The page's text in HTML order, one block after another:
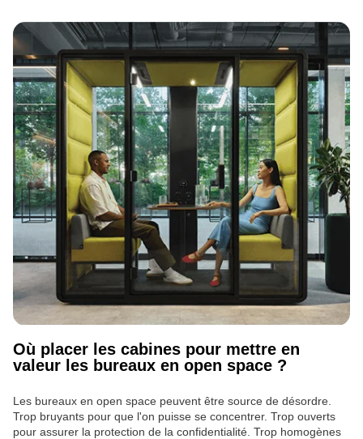
Où placer les cabines pour mettre en
valeur les bureaux en open space ?
Les bureaux en open space peuvent être source de désordre.
Trop bruyants pour que l'on puisse se concentrer. Trop ouverts
pour assurer la protection de la confidentialité. Trop homogènes